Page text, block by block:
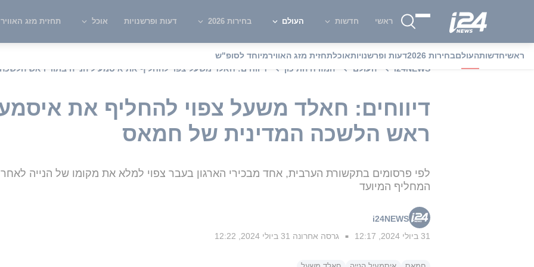
ראשי חדשות העולם בחירות 2026 דעות ופרשנויות אוכל תחזית מזג האוויר
ראשיחדשותהעולםבחירות 2026 דעות ופרשנויותאוכלתחזית מזג האווירמיוחד לסופ"ש
i24NEWS
העולם המזרח התיכון דיווחים: חאלד משעל צפוי להחליף את איסמעיל הנייה בתור ראש
דיווחים: חאלד משעל צפוי להחליף את
ראש הלשכה המדינית של חמאס
לפי פרסומים בתקשורת הערבית, אחד מבכירי הארגון בעבר צפוי למלא את מקומו של הנייה לאחר
המחליף המיועד
i24NEWS
31 ביולי 2024, 12:17
■ גרסה אחרונה 31 ביולי 2024, 12:22